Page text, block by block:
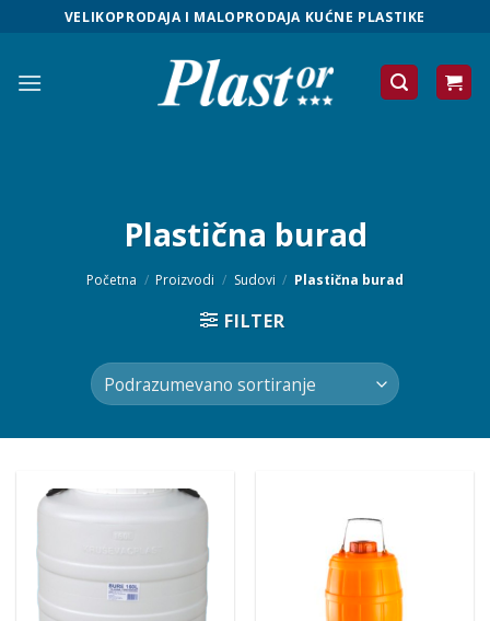
VELIKOPRODAJA I MALOPRODAJA KUĆNE PLASTIKE
Plastična burad
Početna / Proizvodi / Sudovi / Plastična burad
FILTER